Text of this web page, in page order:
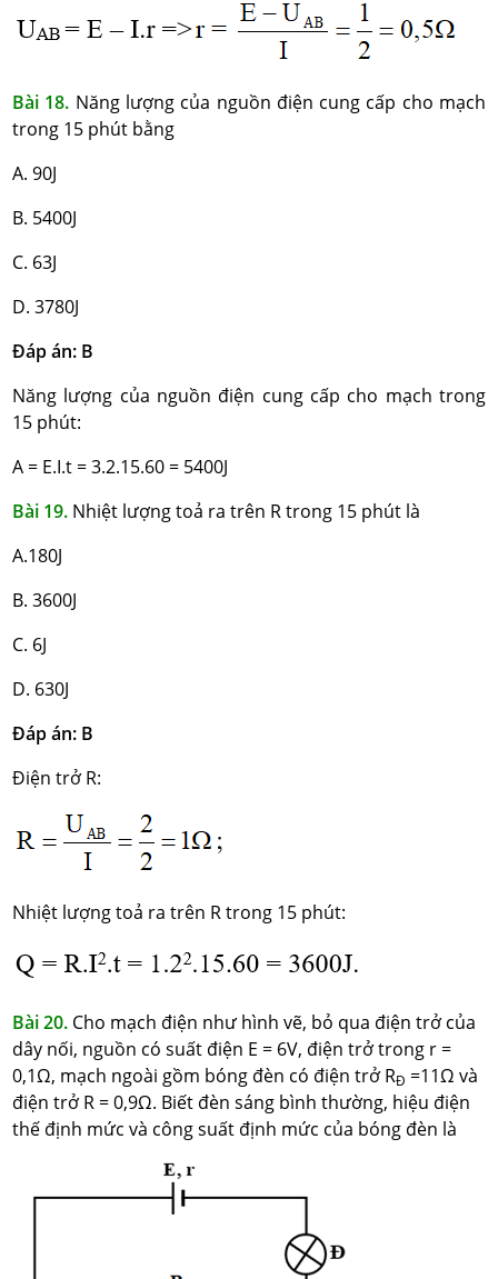
Bài 18. Năng lượng của nguồn điện cung cấp cho mạch
trong 15 phút bằng
A. 90J
B. 5400J
C. 63J
D. 3780J
Đáp án: B
Năng lượng của nguồn điện cung cấp cho mạch trong
15 phút:
A = E.I.t = 3.2.15.60 = 5400J
Bài 19. Nhiệt lượng toả ra trên R trong 15 phút là
A.180J
B. 3600J
C. 6J
D. 630J
Đáp án: B
Điện trở R:
Nhiệt lượng toả ra trên R trong 15 phút:
Bài 20. Cho mạch điện như hình vẽ, bỏ qua điện trở của
dây nối, nguồn có suất điện E = 6V, điện trở trong r =
0,1Ω, mạch ngoài gồm bóng đèn có điện trở RĐ =11Ω và
điện trở R = 0,9Ω. Biết đèn sáng bình thường, hiệu điện
thế định mức và công suất định mức của bóng đèn là